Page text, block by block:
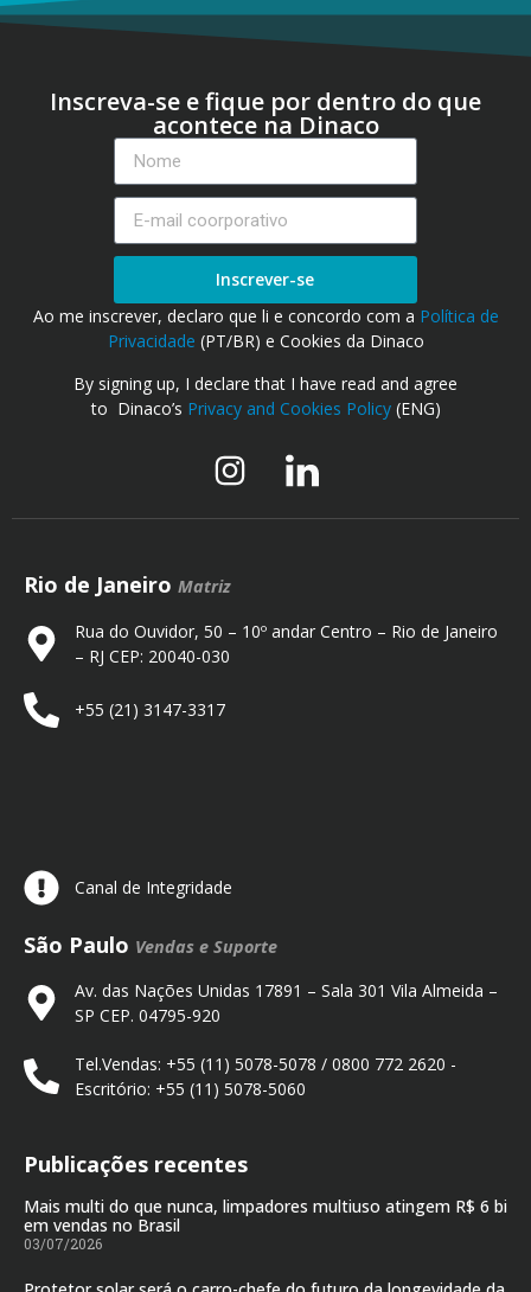
Inscreva-se e fique por dentro do que
acontece na Dinaco
Inscrever-se
Ao me inscrever, declaro que li e concordo com a Política de
Privacidade (PT/BR) e Cookies da Dinaco
By signing up, I declare that I have read and agree
to Dinaco’s Privacy and Cookies Policy(ENG)
Rio de Janeiro Matriz
Rua do Ouvidor, 50 – 10º andar Centro – Rio de Janeiro
– RJ CEP: 20040-030
+55 (21) 3147-3317
Canal de Integridade
São Paulo Vendas e Suporte
Av. das Nações Unidas 17891 – Sala 301 Vila Almeida –
SP CEP. 04795-920
Tel.Vendas: +55 (11) 5078-5078 / 0800 772 2620 -
Escritório: +55 (11) 5078-5060
Publicações recentes
Mais multi do que nunca, limpadores multiuso atingem R$ 6 bi
em vendas no Brasil
03/07/2026